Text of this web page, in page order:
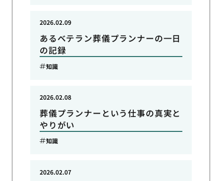
あるベテラン葬儀プランナーの一日
の記録
2026.02.09
知識
葬儀プランナーという仕事の真実と
やりがい
2026.02.08
知識
2026.02.07